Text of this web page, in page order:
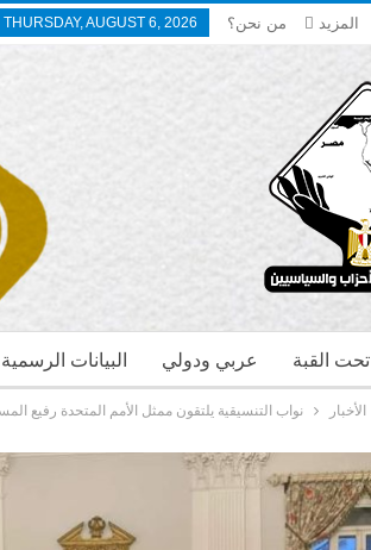
THURSDAY, AUGUST 6, 2026 من نحن؟ المزيد
البيانات الرسمية عربي ودولي تحت القبة
الأخبار نواب التنسيقية يلتقون ممثل الأمم المتحدة رفيع